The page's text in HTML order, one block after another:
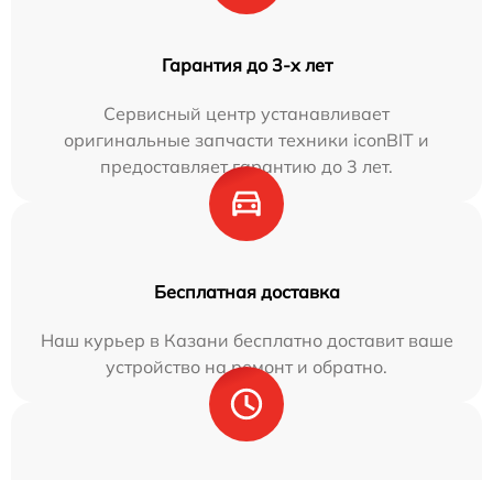
Гарантия до 3-х лет
Сервисный центр устанавливает
оригинальные запчасти техники iconBIT и
предоставляет гарантию до 3 лет.
Бесплатная доставка
Наш курьер в Казани бесплатно доставит ваше
устройство на ремонт и обратно.